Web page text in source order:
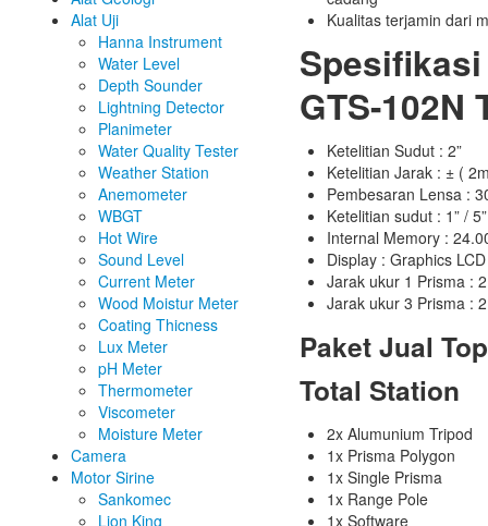
Kualitas terjamin dari
GTS-102N
Ketelitian Sudut : 2”
Ketelitian Jarak : ± (
Pembesaran Lensa :
Ketelitian sudut : 1” / 5”
Internal Memory :
Display : Graphics
Jarak ukur 1 Prisma :
Jarak ukur 3 Prisma :
Paket Jual
Total Station
2x Alumunium Tripod
1x Prisma Polygon
1x Single Prisma
1x Range Pole
1x Software
Alat Uji
Hanna Instrument
Water Level
Depth Sounder
Lightning Detector
Planimeter
Water Quality Tester
Weather Station
Anemometer
WBGT
Hot Wire
Sound Level
Current Meter
Wood Moistur Meter
Coating Thicness
Lux Meter
pH Meter
Thermometer
Viscometer
Moisture Meter
Camera
Motor Sirine
Sankomec
Lion King